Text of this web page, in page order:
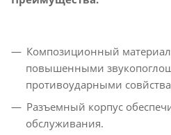
Композиционный материал
повышенными
противоударными
Разъемный корпус
обслуживания.